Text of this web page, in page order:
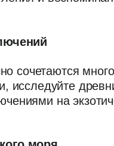
сочетаются
исследуйте
на